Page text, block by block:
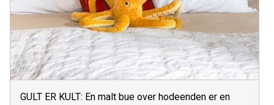
GULT ER KULT: En malt bue over hodeenden er en